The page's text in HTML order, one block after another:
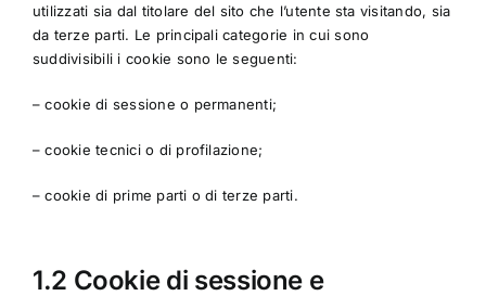
utilizzati sia dal titolare del sito che l’utente sta visitando, sia
da terze parti. Le principali categorie in cui sono
suddivisibili i cookie sono le seguenti:
– cookie di sessione o permanenti;
– cookie tecnici o di profilazione;
– cookie di prime parti o di terze parti.
1.2 Cookie di sessione e